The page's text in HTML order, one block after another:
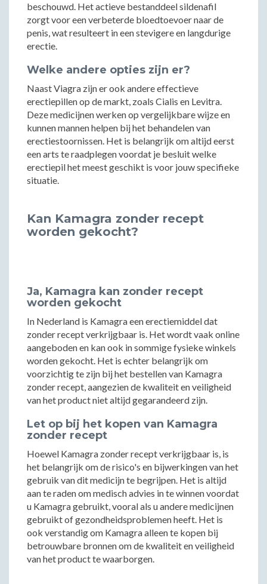
beschouwd. Het actieve bestanddeel sildenafil
zorgt voor een verbeterde bloedtoevoer naar de
penis, wat resulteert in een stevigere en langdurige
erectie.
Welke andere opties zijn er?
Naast Viagra zijn er ook andere effectieve
erectiepillen op de markt, zoals Cialis en Levitra.
Deze medicijnen werken op vergelijkbare wijze en
kunnen mannen helpen bij het behandelen van
erectiestoornissen. Het is belangrijk om altijd eerst
een arts te raadplegen voordat je besluit welke
erectiepil het meest geschikt is voor jouw specifieke
situatie.
Kan Kamagra zonder recept
worden gekocht?
Ja, Kamagra kan zonder recept
worden gekocht
In Nederland is Kamagra een erectiemiddel dat
zonder recept verkrijgbaar is. Het wordt vaak online
aangeboden en kan ook in sommige fysieke winkels
worden gekocht. Het is echter belangrijk om
voorzichtig te zijn bij het bestellen van Kamagra
zonder recept, aangezien de kwaliteit en veiligheid
van het product niet altijd gegarandeerd zijn.
Let op bij het kopen van Kamagra
zonder recept
Hoewel Kamagra zonder recept verkrijgbaar is, is
het belangrijk om de risico's en bijwerkingen van het
gebruik van dit medicijn te begrijpen. Het is altijd
aan te raden om medisch advies in te winnen voordat
u Kamagra gebruikt, vooral als u andere medicijnen
gebruikt of gezondheidsproblemen heeft. Het is
ook verstandig om Kamagra alleen te kopen bij
betrouwbare bronnen om de kwaliteit en veiligheid
van het product te waarborgen.